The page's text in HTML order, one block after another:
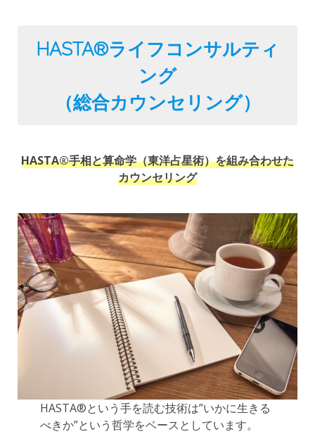
HASTA®️ライフコンサルティ
ング
（総合カウンセリング）
HASTA®️手相と算命学（東洋占星術）を組み合わせた
カウンセリング
HASTA®️という手を読む技術は”いかに生きる
べきか”という哲学をベースとしています。